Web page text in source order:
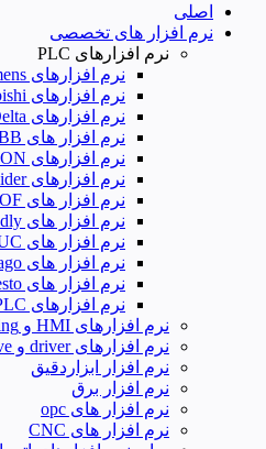
اصلی
نرم افزار های تخصصی
نرم افزارهای PLC
نرم افزارهای PLC Siemens
نرم افزارهای PLC Mitsubishi
نرم‌ افزارهای PLC Delta
نرم افزار های PLC ABB
نرم افزارهای PLC OMRON
نرم افزارهای PLC Schneider
نرم افزار های PLC BECKHOF
نرم افزار های PLC Allen Bradly
نرم افزار های PLC FANUC
نرم افزار های PLC Wago
نرم افزار های PLC Festo
نرم افزارهای PLC سایر شرکت ها
نرم افزارهای HMI و Monitoring
نرم افزارهای driver و Servo drive
نرم افزار ابزاردقیق
نرم افزار برق
نرم افزار های opc
نرم افزار های CNC